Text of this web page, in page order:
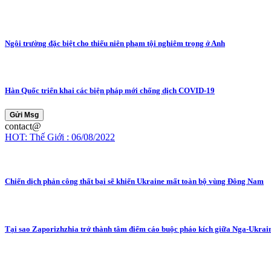
Ngôi trường đặc biệt cho thiếu niên phạm tội nghiêm trọng ở Anh
Hàn Quốc triển khai các biện pháp mới chống dịch COVID-19
Gửi Msg
contact@
HOT: Thế Giới : 06/08/2022
Chiến dịch phản công thất bại sẽ khiến Ukraine mất toàn bộ vùng Đông Nam
Tại sao Zaporizhzhia trở thành tâm điểm cáo buộc pháo kích giữa Nga-